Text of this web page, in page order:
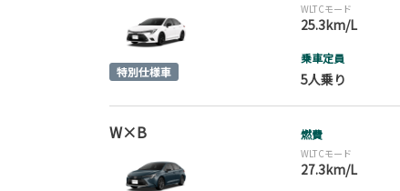
WLTCモード
25.3km/L
乗車定員
5人乗り
W×B 燃費
WLTCモード
27.3km/L